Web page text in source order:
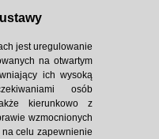
jest uregulowanie
na otwartym
ich wysoką
osób
kierunkowo z
wzmocnionych
celu zapewnienie